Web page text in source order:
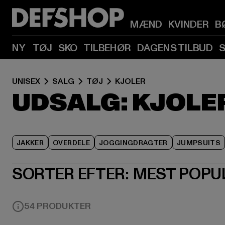
MÆND KVINDER
NY TØJ SKO TILBEHØR DAGENS TILBUD
UNISEX SALG TØJ KJOLER
UDSALG:
JAKKER OVERDELE JOGGINGDRAGTER JUMPSUITS
SORTER EFTER: MEST
54 PRODUKTER